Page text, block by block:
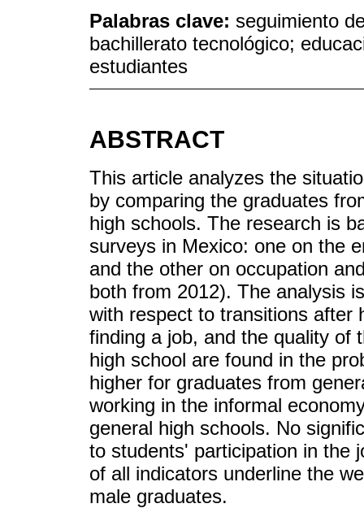
Palabras clave: seguimiento
bachillerato tecnológico;
estudiantes
ABSTRACT
This article analyzes the
by comparing the graduates
high schools. The research is
surveys in Mexico: one on the
and the other on occupation
both from 2012). The analysis
with respect to transitions after
finding a job, and the quality of
high school are found in the
higher for graduates from
working in the informal
general high schools. No
to students' participation in the
of all indicators underline the
male graduates.